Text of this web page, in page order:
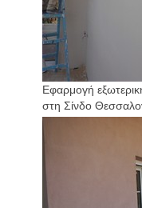
Εφαρμογή
στη Σίνδο